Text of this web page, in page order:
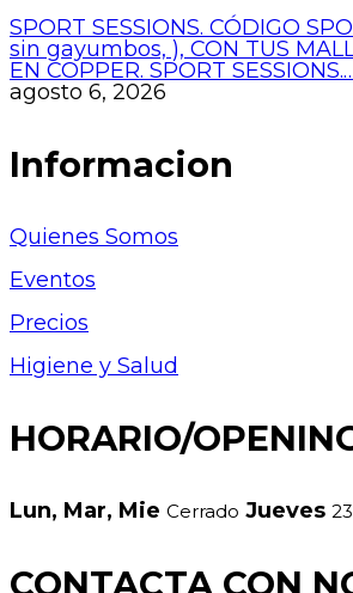
SPORT SESSIONS. CÓDIGO
sin gayumbos, ), CON TUS
EN COPPER. SPORT
agosto 6, 2026
Informacion
Quienes Somos
Eventos
Precios
Higiene y Salud
HORARIO/
Lun, Mar, Mie Cerrado Jueves
CONTACTA CON